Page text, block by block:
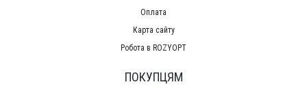
Оплата
Карта сайту
Робота в ROZYOPT
ПОКУПЦЯМ